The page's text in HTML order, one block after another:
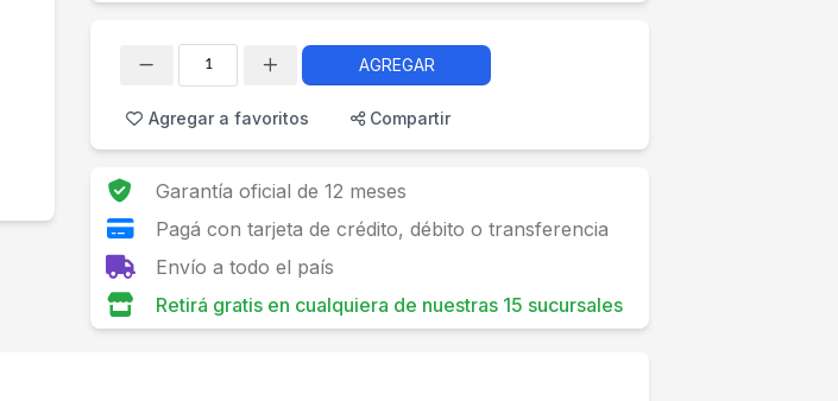
AGREGAR
Agregar a favoritos Compartir
Garantía oficial de 12 meses
Pagá con tarjeta de crédito, débito o transferencia
Envío a todo el país
Retirá gratis en cualquiera de nuestras 15 sucursales